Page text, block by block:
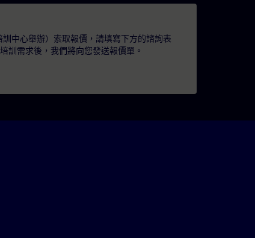
中心舉辦）索取報價，請填寫下方的諮詢表
訓需求後，我們將向您發送報價單。